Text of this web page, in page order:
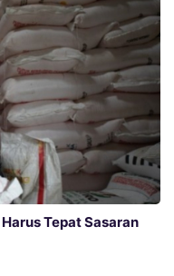
Tepat Sasaran